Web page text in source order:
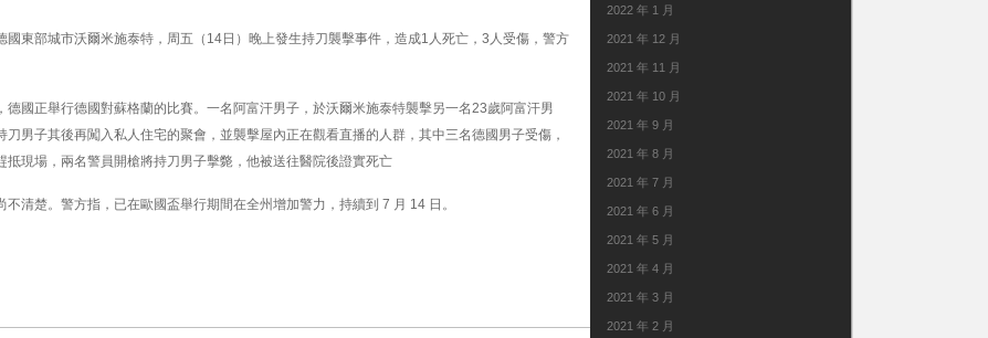
國東部城市沃爾米施泰特，周五（14日）晚上發生持刀襲擊事件，造成1人死亡，3人受傷，警方
德國正舉行德國對蘇格蘭的比賽。一名阿富汗男子，於沃爾米施泰特襲擊另一名23歲阿富汗男
男子其後再闖入私人住宅的聚會，並襲擊屋內正在觀看直播的人群，其中三名德國男子受傷，
抵現場，兩名警員開槍將持刀男子擊斃，他被送往醫院後證實死亡
清楚。警方指，已在歐國盃舉行期間在全州增加警力，持續到 7 月 14 日。
2022 年 1 月
2021 年 12 月
2021 年 11 月
2021 年 10 月
2021 年 9 月
2021 年 8 月
2021 年 7 月
2021 年 6 月
2021 年 5 月
2021 年 4 月
2021 年 3 月
2021 年 2 月